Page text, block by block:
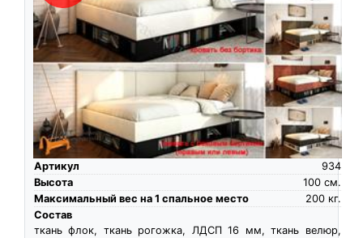
Артикул
934
Высота
см.
100
Максимальный вес на 1 спальное место
кг.
200
Состав
ткань флок, ткань рогожка, ЛДСП 16 мм, ткань велюр,